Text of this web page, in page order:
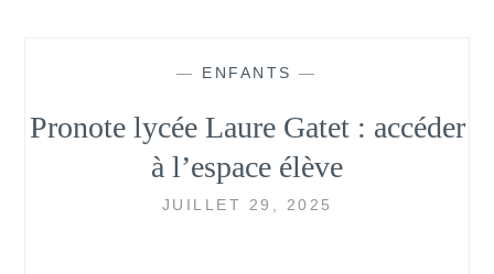
— ENFANTS —
Pronote lycée Laure Gatet : accéder
à l’espace élève
JUILLET 29, 2025